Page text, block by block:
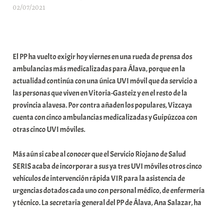
02/07/2021
a
r
E
r
r
i
o
a
K
o
m
u
El PP ha vuelto exigir hoy viernes en una rueda de prensa dos
ambulancias más medicalizadas para Álava, porque en la
actualidad continúa con una única UVI móvil que da servicio a
las personas que viven en Vitoria-Gasteiz y en el resto de la
provincia alavesa. Por contra añaden los populares, Vizcaya
cuenta con cinco ambulancias medicalizadas y Guipúzcoa con
otras cinco UVI móviles.
Más aún si cabe al conocer que el Servicio Riojano de Salud
SERIS acaba de incorporar a sus ya tres UVI móviles otros cinco
vehículos de intervención rápida VIR para la asistencia de
urgencias dotados cada uno con personal médico, de enfermería
y técnico. La secretaria general del PP de Álava, Ana Salazar, ha